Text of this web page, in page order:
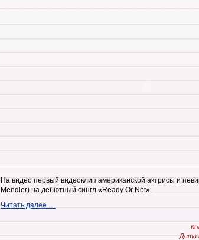
На видео первый видеоклип американской актрисы и
Mendler) на дебютный сингл «Ready Or Not».
Читать далее …
Дата